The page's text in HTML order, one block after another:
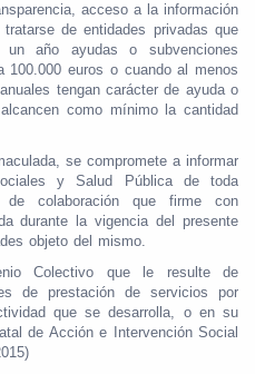
acceso a la información
de entidades privadas que
año ayudas o subvenciones
100.000 euros o cuando al menos
tengan carácter de ayuda o
como mínimo la cantidad
se compromete a informar
y Salud Pública de toda
de colaboración que firme con
durante la vigencia del presente
objeto del mismo.
Colectivo que le resulte de
de prestación de servicios por
que se desarrolla, o en su
de Acción e Intervención Social